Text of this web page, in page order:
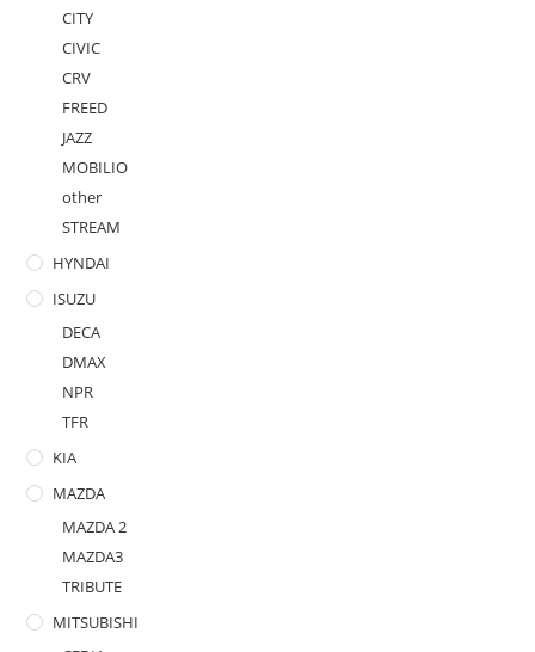
CITY
CIVIC
CRV
FREED
JAZZ
MOBILIO
other
STREAM
HYNDAI
ISUZU
DECA
DMAX
NPR
TFR
KIA
MAZDA
MAZDA 2
MAZDA3
TRIBUTE
MITSUBISHI